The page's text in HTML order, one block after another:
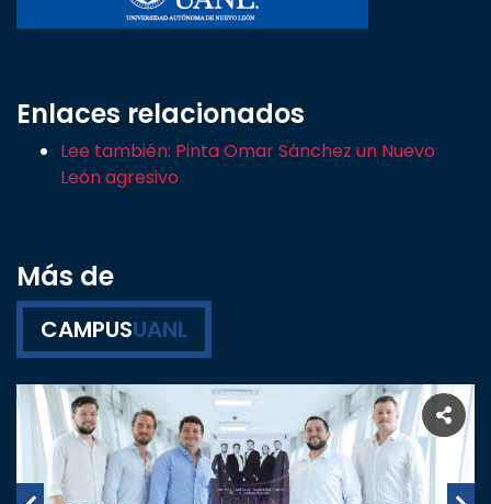
Enlaces relacionados
Lee también: Pinta Omar Sánchez un Nuevo
León agresivo
Más de
CAMPUSUANL